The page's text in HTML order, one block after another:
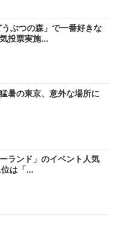
うぶつの森」で一番好きな
投票実施...
暑の東京、意外な場所に
ランド」のイベント人気
は「...